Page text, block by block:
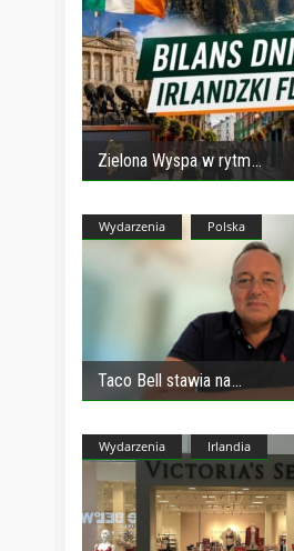
Zielona Wyspa w rytm
Wydarzenia Polska
Taco Bell stawia na
Wydarzenia Irlandia